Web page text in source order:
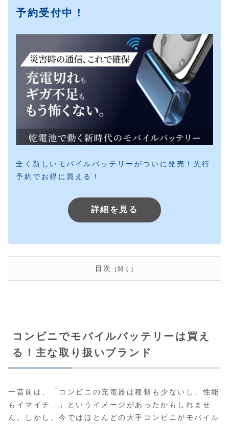
予約受付中！
全く新しいモバイルバッテリーがついに発売！先行
予約でお得に買える！
詳細を見る
目次
コンビニでモバイルバッテリーは買え
る！主な取り扱いブランド
一昔前は、「コンビニの充電器は種類も少ないし、性能
もイマイチ…」というイメージがあったかもしれませ
ん。しかし、今ではほとんどの大手コンビニがモバイル